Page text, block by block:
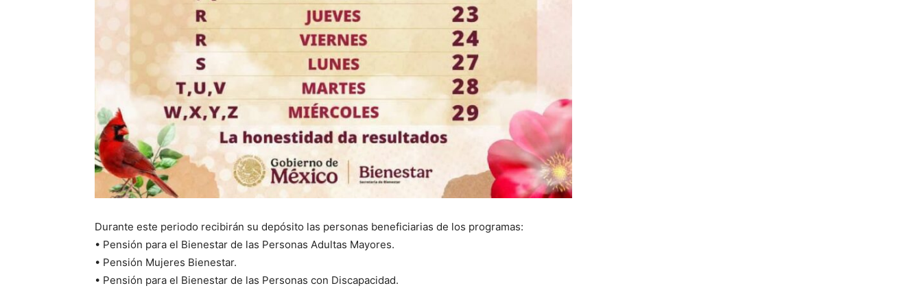
Durante este periodo recibirán su depósito las personas beneficiarias de los programas:
• Pensión para el Bienestar de las Personas Adultas Mayores.
• Pensión Mujeres Bienestar.
• Pensión para el Bienestar de las Personas con Discapacidad.